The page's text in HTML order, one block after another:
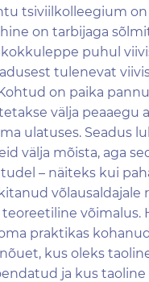
tsiviilkolleegium on
on tarbijaga
puhul
tulenevat
on paika
välja peaaegu
ulatuses. Seadus
välja mõista, aga
– näiteks kui
võlausaldajale
teoreetiline võimalus.
praktikas kohanud
kus oleks
ja kus taoline